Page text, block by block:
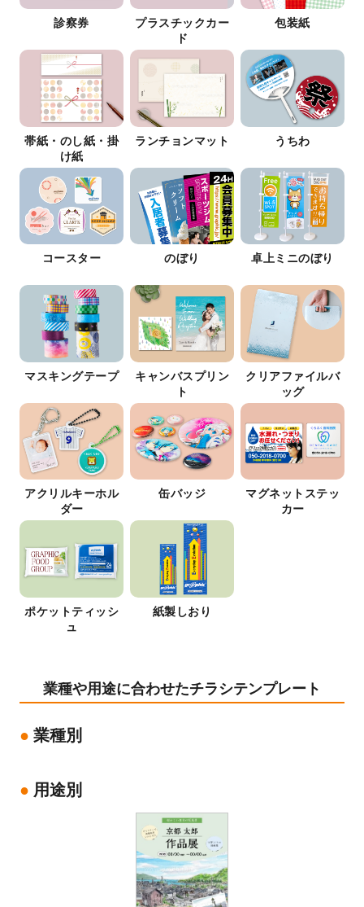
診察券
プラスチックカー
ド
包装紙
帯紙・のし紙・掛
け紙
ランチョンマット うちわ
コースター のぼり 卓上ミニのぼり
マスキングテープ
キャンバスプリン
ト
クリアファイルバ
ッグ
アクリルキーホル
ダー
缶バッジ
マグネットステッ
カー
ポケットティッシ
ュ
紙製しおり
業種や用途に合わせたチラシテンプレート
業種別
用途別